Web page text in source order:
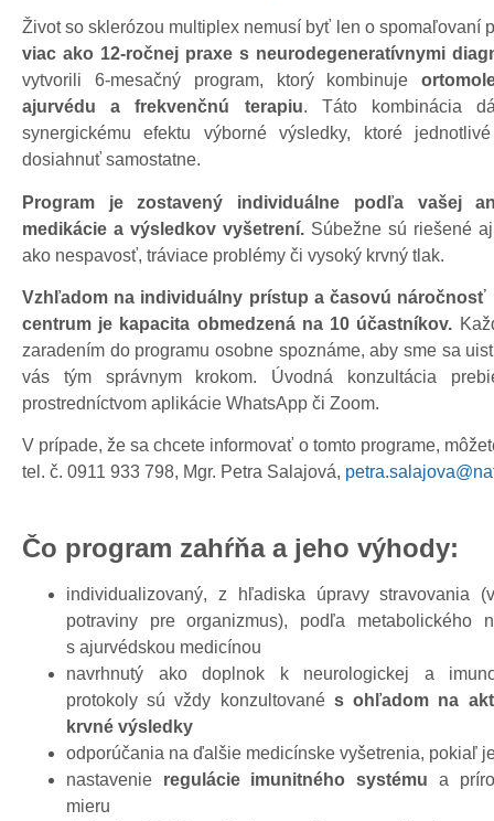
Život so sklerózou multiplex nemusí byť len o spomaľovaní
viac ako 12-ročnej praxe s neurodegeneratívnymi
vytvorili 6-mesačný program, ktorý kombinuje
ajurvédu a frekvenčnú terapiu. Táto kombinácia
synergickému efektu výborné výsledky, ktoré
dosiahnuť samostatne.
Program je zostavený individuálne podľa vašej
medikácie a výsledkov vyšetrení. Súbežne sú riešené
ako nespavosť, tráviace problémy či vysoký krvný tlak.
Vzhľadom na individuálny prístup a časovú náročnosť
centrum je kapacita obmedzená na 10 účastníkov.
zaradením do programu osobne spoznáme, aby sme sa
vás tým správnym krokom. Úvodná konzultácia
prostredníctvom aplikácie WhatsApp či Zoom.
V prípade, že sa chcete informovať o tomto programe,
tel. č. 0911 933 798, Mgr. Petra Salajová,
Čo program zahŕňa a jeho výhody:
individualizovaný, z hľadiska úpravy stravovania
potraviny pre organizmus), podľa metabolického
s ajurvédskou medicínou
navrhnutý ako doplnok k neurologickej a
protokoly sú vždy konzultované s ohľadom na
krvné výsledky
odporúčania na ďalšie medicínske vyšetrenia, pokiaľ
nastavenie regulácie imunitného systému a
mieru